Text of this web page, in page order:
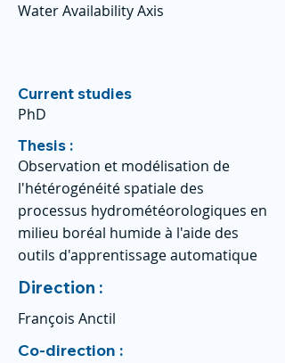
Water Availability Axis
Current studies
PhD
Thesis :
Observation et modélisation de
l'hétérogénéité spatiale des
processus hydrométéorologiques en
milieu boréal humide à l'aide des
outils d'apprentissage automatique
Direction :
François Anctil
Co-direction :